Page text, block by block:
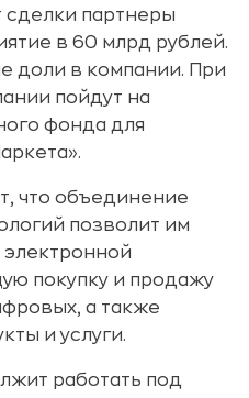
сделки партнеры
в 60 млрд рублей.
доли в компании. При
пойдут на
фонда для
что объединение
позволит им
электронной
покупку и продажу
а также
и услуги.
работать под